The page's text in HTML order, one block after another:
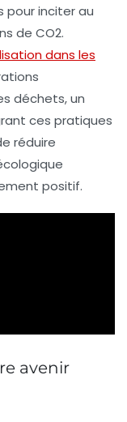
pour inciter au
de CO2.
dans les
déchets, un
ces pratiques
réduire
positif.
avenir